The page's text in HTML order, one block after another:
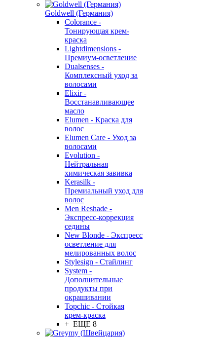
Goldwell (Германия)
Colorance -
Тонирующая крем-
краска
Lightdimensions -
Премиум-осветление
Dualsenses -
Комплексный уход за
волосами
Elixir -
Восстанавливающее
масло
Elumen - Краска для
волос
Elumen Care - Уход за
волосами
Evolution -
Нейтральная
химическая завивка
Kerasilk -
Премиальный уход для
волос
Men Reshade -
Экспресс-коррекция
седины
New Blonde - Экспресс
осветление для
мелированных волос
Stylesign - Стайлинг
System -
Дополнительные
продукты при
окрашивании
Topchic - Стойкая
крем-краска
+ ЕЩЕ 8